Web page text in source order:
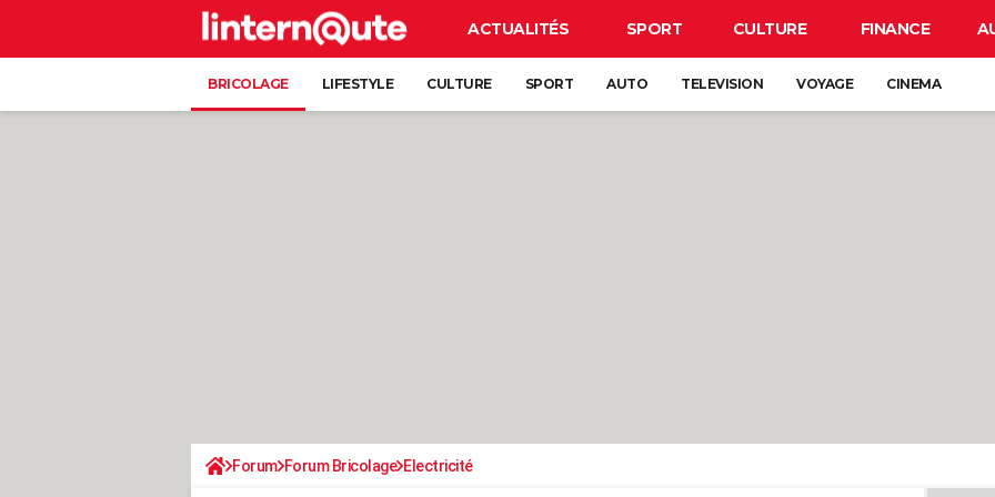
ACTUALITÉS SPORT CULTURE FINANCE
BRICOLAGE LIFESTYLE CULTURE SPORT AUTO TELEVISION VOYAGE CINEMA
Forum Forum Bricolage Electricité